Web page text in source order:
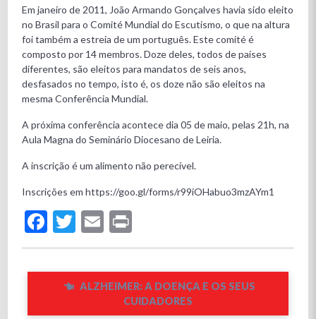
Em janeiro de 2011, João Armando Gonçalves havia sido eleito
no Brasil para o Comité Mundial do Escutismo, o que na altura
foi também a estreia de um português. Este comité é
composto por 14 membros. Doze deles, todos de países
diferentes, são eleitos para mandatos de seis anos,
desfasados no tempo, isto é, os doze não são eleitos na
mesma Conferência Mundial.
A próxima conferência acontece dia 05 de maio, pelas 21h, na
Aula Magna do Seminário Diocesano de Leiria.
A inscrição é um alimento não perecível.
Inscrições em https://goo.gl/forms/r99iOHabuo3mzAYm1
Facebook
Twitter
Email
ALZHEIMER: A DOENÇA E OS SEUS
CUIDADORES